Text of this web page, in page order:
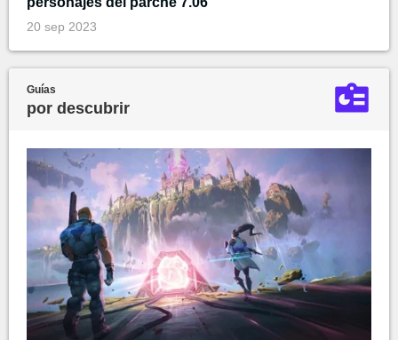
20 sep 2023
Guías
por descubrir